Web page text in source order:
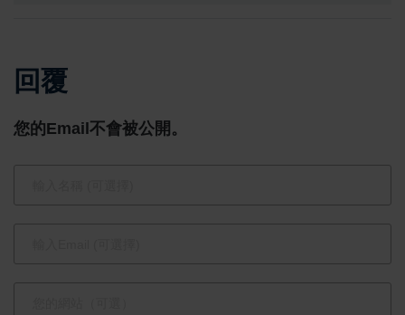
完工5千戶
回覆
您的Email不會被公開。